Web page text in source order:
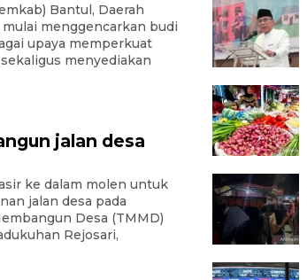
Bantul, Daerah
menggencarkan budi
upaya memperkuat
menyediakan
jalan desa
ke dalam molen untuk
jalan desa pada
Desa (TMMD)
Rejosari,